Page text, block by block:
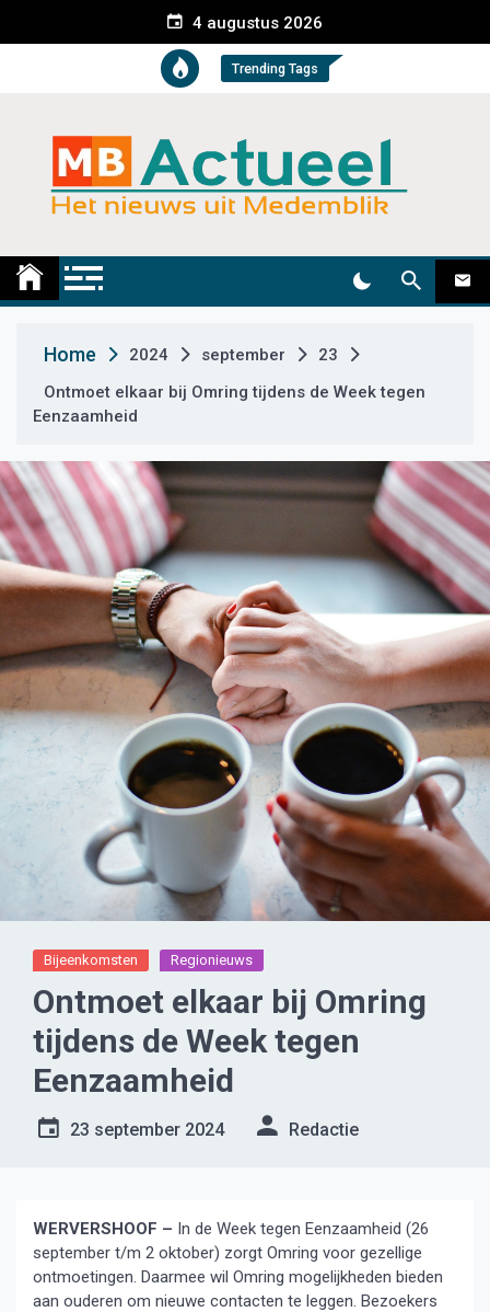
e
t
4 augustus 2026
Trending Tags
Medemblik Actueel
Home 2024 september
23
Ontmoet elkaar bij Omring tijdens de Week tegen
Eenzaamheid
Bijeenkomsten Regionieuws
Ontmoet elkaar bij Omring
tijdens de Week tegen
Eenzaamheid
23 september 2024 Redactie
WERVERSHOOF – In de Week tegen Eenzaamheid (26
september t/m 2 oktober) zorgt Omring voor gezellige
ontmoetingen. Daarmee wil Omring mogelijkheden bieden
aan ouderen om nieuwe contacten te leggen. Bezoekers